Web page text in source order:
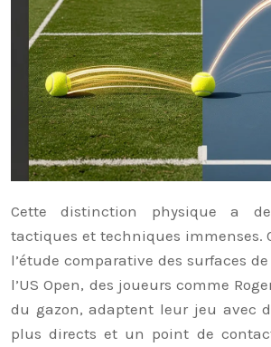
Cette distinction physique a
tactiques et techniques immenses.
l’étude comparative des surfaces
l’US Open, des joueurs comme
du gazon, adaptent leur jeu avec
plus directs et un point de